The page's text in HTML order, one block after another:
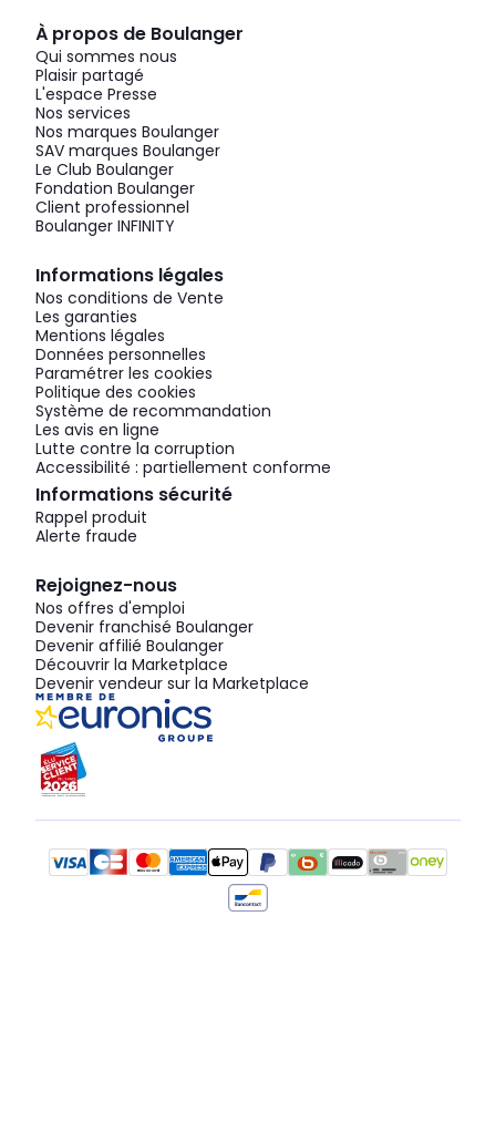
À propos de Boulanger
Qui sommes nous
Plaisir partagé
L'espace Presse
Nos services
Nos marques Boulanger
SAV marques Boulanger
Le Club Boulanger
Fondation Boulanger
Client professionnel
Boulanger INFINITY
Informations légales
Nos conditions de Vente
Les garanties
Mentions légales
Données personnelles
Paramétrer les cookies
Politique des cookies
Système de recommandation
Les avis en ligne
Lutte contre la corruption
Accessibilité : partiellement conforme
Informations sécurité
Rappel produit
Alerte fraude
Rejoignez-nous
Nos offres d'emploi
Devenir franchisé Boulanger
Devenir affilié Boulanger
Découvrir la Marketplace
Devenir vendeur sur la Marketplace